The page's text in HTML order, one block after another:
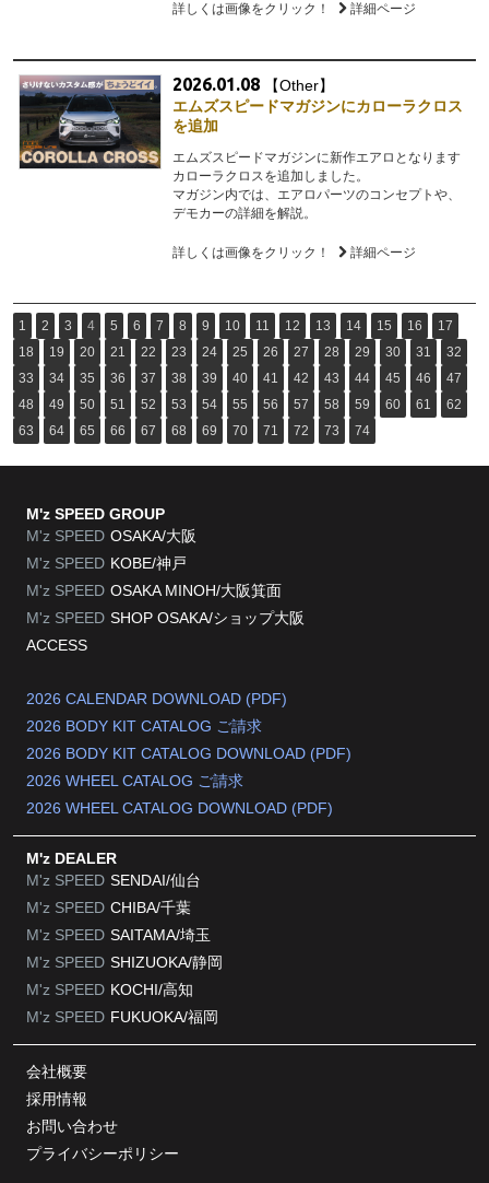
詳しくは画像をクリック！ 詳細ページ
2026.01.08
【Other】
エムズスピードマガジンにカローラクロス
を追加
エムズスピードマガジンに新作エアロとなります
カローラクロスを追加しました。
マガジン内では、エアロパーツのコンセプトや、
デモカーの詳細を解説。
詳しくは画像をクリック！ 詳細ページ
1 2 3 4 5 6 7 8 9 10 11 12 13 14 15 16
17
18
19 20 21 22 23 24 25 26 27 28 29 30 31
32
33
34 35 36 37 38 39 40 41 42 43 44 45 46
47
48
49 50 51 52 53 54 55 56 57 58 59 60 61
62
63
64 65 66 67 68 69 70 71 72 73 74
M'z SPEED GROUP
M'z SPEED OSAKA/大阪
M'z SPEED KOBE/神戸
M'z SPEED OSAKA MINOH/大阪箕面
M'z SPEED SHOP OSAKA/ショップ大阪
ACCESS
2026 CALENDAR DOWNLOAD (PDF)
2026 BODY KIT CATALOG ご請求
2026 BODY KIT CATALOG DOWNLOAD (PDF)
2026 WHEEL CATALOG ご請求
2026 WHEEL CATALOG DOWNLOAD (PDF)
M'z DEALER
M'z SPEED SENDAI/仙台
M'z SPEED CHIBA/千葉
M'z SPEED SAITAMA/埼玉
M'z SPEED SHIZUOKA/静岡
M'z SPEED KOCHI/高知
M'z SPEED FUKUOKA/福岡
会社概要
採用情報
お問い合わせ
プライバシーポリシー